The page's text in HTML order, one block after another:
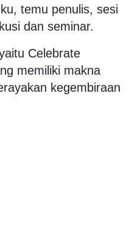
temu penulis, sesi
dan seminar.
Celebrate
memiliki makna
kegembiraan